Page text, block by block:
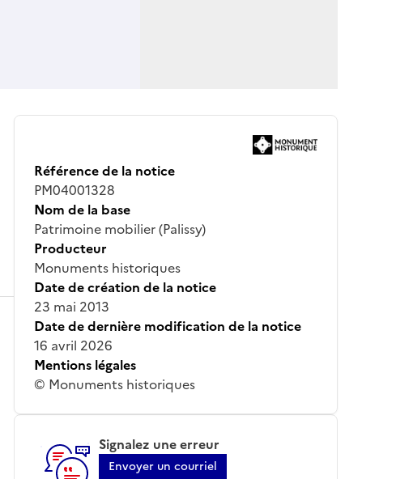
Référence de la notice
PM04001328
Nom de la base
Patrimoine mobilier (Palissy)
Producteur
Monuments historiques
Date de création de la notice
23 mai 2013
Date de dernière modification de la notice
16 avril 2026
Mentions légales
© Monuments historiques
Signalez une erreur
Envoyer un courriel